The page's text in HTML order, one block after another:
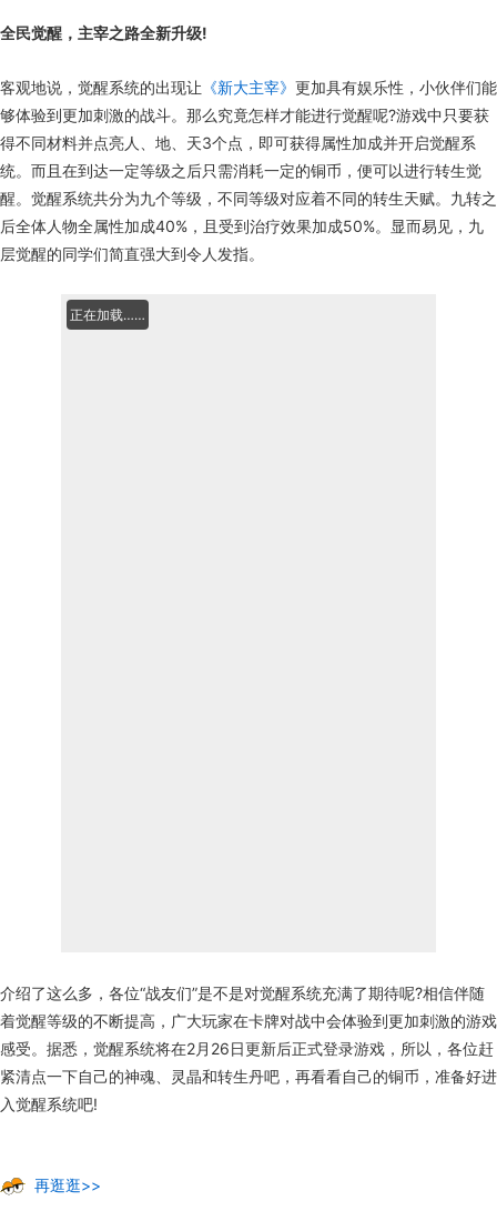
全民觉醒，主宰之路全新升级!
客观地说，觉醒系统的出现让 《新大主宰》 更加具有娱乐性，小伙伴们能
够体验到更加刺激的战斗。那么究竟怎样才能进行觉醒呢?游戏中只要获
得不同材料并点亮人、地、天3个点，即可获得属性加成并开启觉醒系
统。而且在到达一定等级之后只需消耗一定的铜币，便可以进行转生觉
醒。觉醒系统共分为九个等级，不同等级对应着不同的转生天赋。九转之
后全体人物全属性加成40%，且受到治疗效果加成50%。显而易见，九
层觉醒的同学们简直强大到令人发指。
正在加载……
介绍了这么多，各位“战友们”是不是对觉醒系统充满了期待呢?相信伴随
着觉醒等级的不断提高，广大玩家在卡牌对战中会体验到更加刺激的游戏
感受。据悉，觉醒系统将在2月26日更新后正式登录游戏，所以，各位赶
紧清点一下自己的神魂、灵晶和转生丹吧，再看看自己的铜币，准备好进
入觉醒系统吧!
再逛逛>>